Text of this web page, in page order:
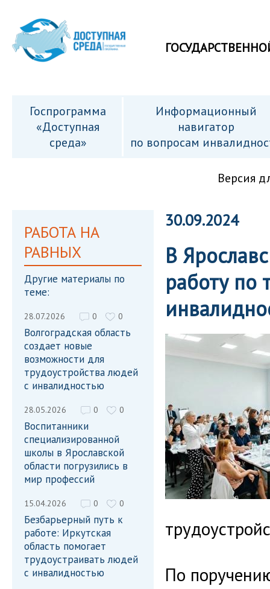
Госпрограмма
«Доступная
среда»
Информационный
навигатор
по вопросам
Версия
РАБОТА НА
РАВНЫХ
Другие материалы по
теме:
28.07.2026 0 0
Волгоградская область
создает новые
возможности для
трудоустройства людей
с инвалидностью
28.05.2026 0 0
Воспитанники
специализированной
школы в Ярославской
области погрузились в
мир профессий
15.04.2026 0 0
Безбарьерный путь к
работе: Иркутская
область помогает
трудоустраивать людей
с инвалидностью
30.09.2024
В
работу по
По